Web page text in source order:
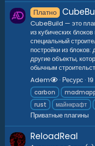
Платно
CubeBuild — это
из кубических
специальный
постройки из
другие объекты,
обычным
Adem
Ресурс
carbon
rust
майнкрафт
Приватные плагины
ReloadReal